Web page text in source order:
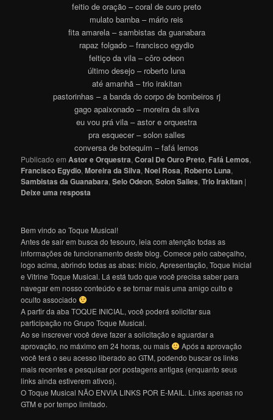
feitio de oração – coral de ouro preto
mulato bamba – mário reis
fita amarela – sambistas da guanabara
rapaz folgado – francisco egydio
feitiço da vila – côro odeon
último desejo – roberto luna
até amanhã – trio irakitan
pastorinhas – a banda do corpo de bombeiros rj
gago apaixonado – moreira da silva
eu vou prá vila – astor e orquestra
pra esquecer – solon salles
conversa de botequim – fafá lemos
Publicado em Astor e Orquestra,Coral De Ouro Preto, Fafá Lemos,
Francisco Egydio,Moreira da Silva,Noel Rosa, Roberto Luna,
Sambistas da Guanabara,Selo Odeon,Solon Salles,Trio Irakitan |
Deixe uma resposta
Bem vindo ao Toque Musical!
Antes de sair em busca do tesouro, leia com atenção todas as
informações de funcionamento deste blog. Comece pelo cabeçalho,
logo acima, abrindo todas as abas: Início, Apresentação, Toque Inicial
e Vitrine Toque Musical. Lá está tudo que você precisa saber para
navegar em nosso conteúdo e se tornar mais uma amigo culto e
oculto associado
A partir da aba TOQUE INICIAL, você poderá solicitar sua
participação no Grupo Toque Musical.
Ao se inscrever você deve fazer a solicitação e aguardar a
aprovação, no máximo em 24 horas, ou mais
Após a aprovação
você terá o seu acesso liberado ao GTM, podendo buscar os links
mais recentes e pesquisar por postagens antigas (enquanto seus
links ainda estiverem ativos).
O Toque Musical NÃO ENVIA LINKS POR E-MAIL. Links apenas no
GTM e por tempo limitado.